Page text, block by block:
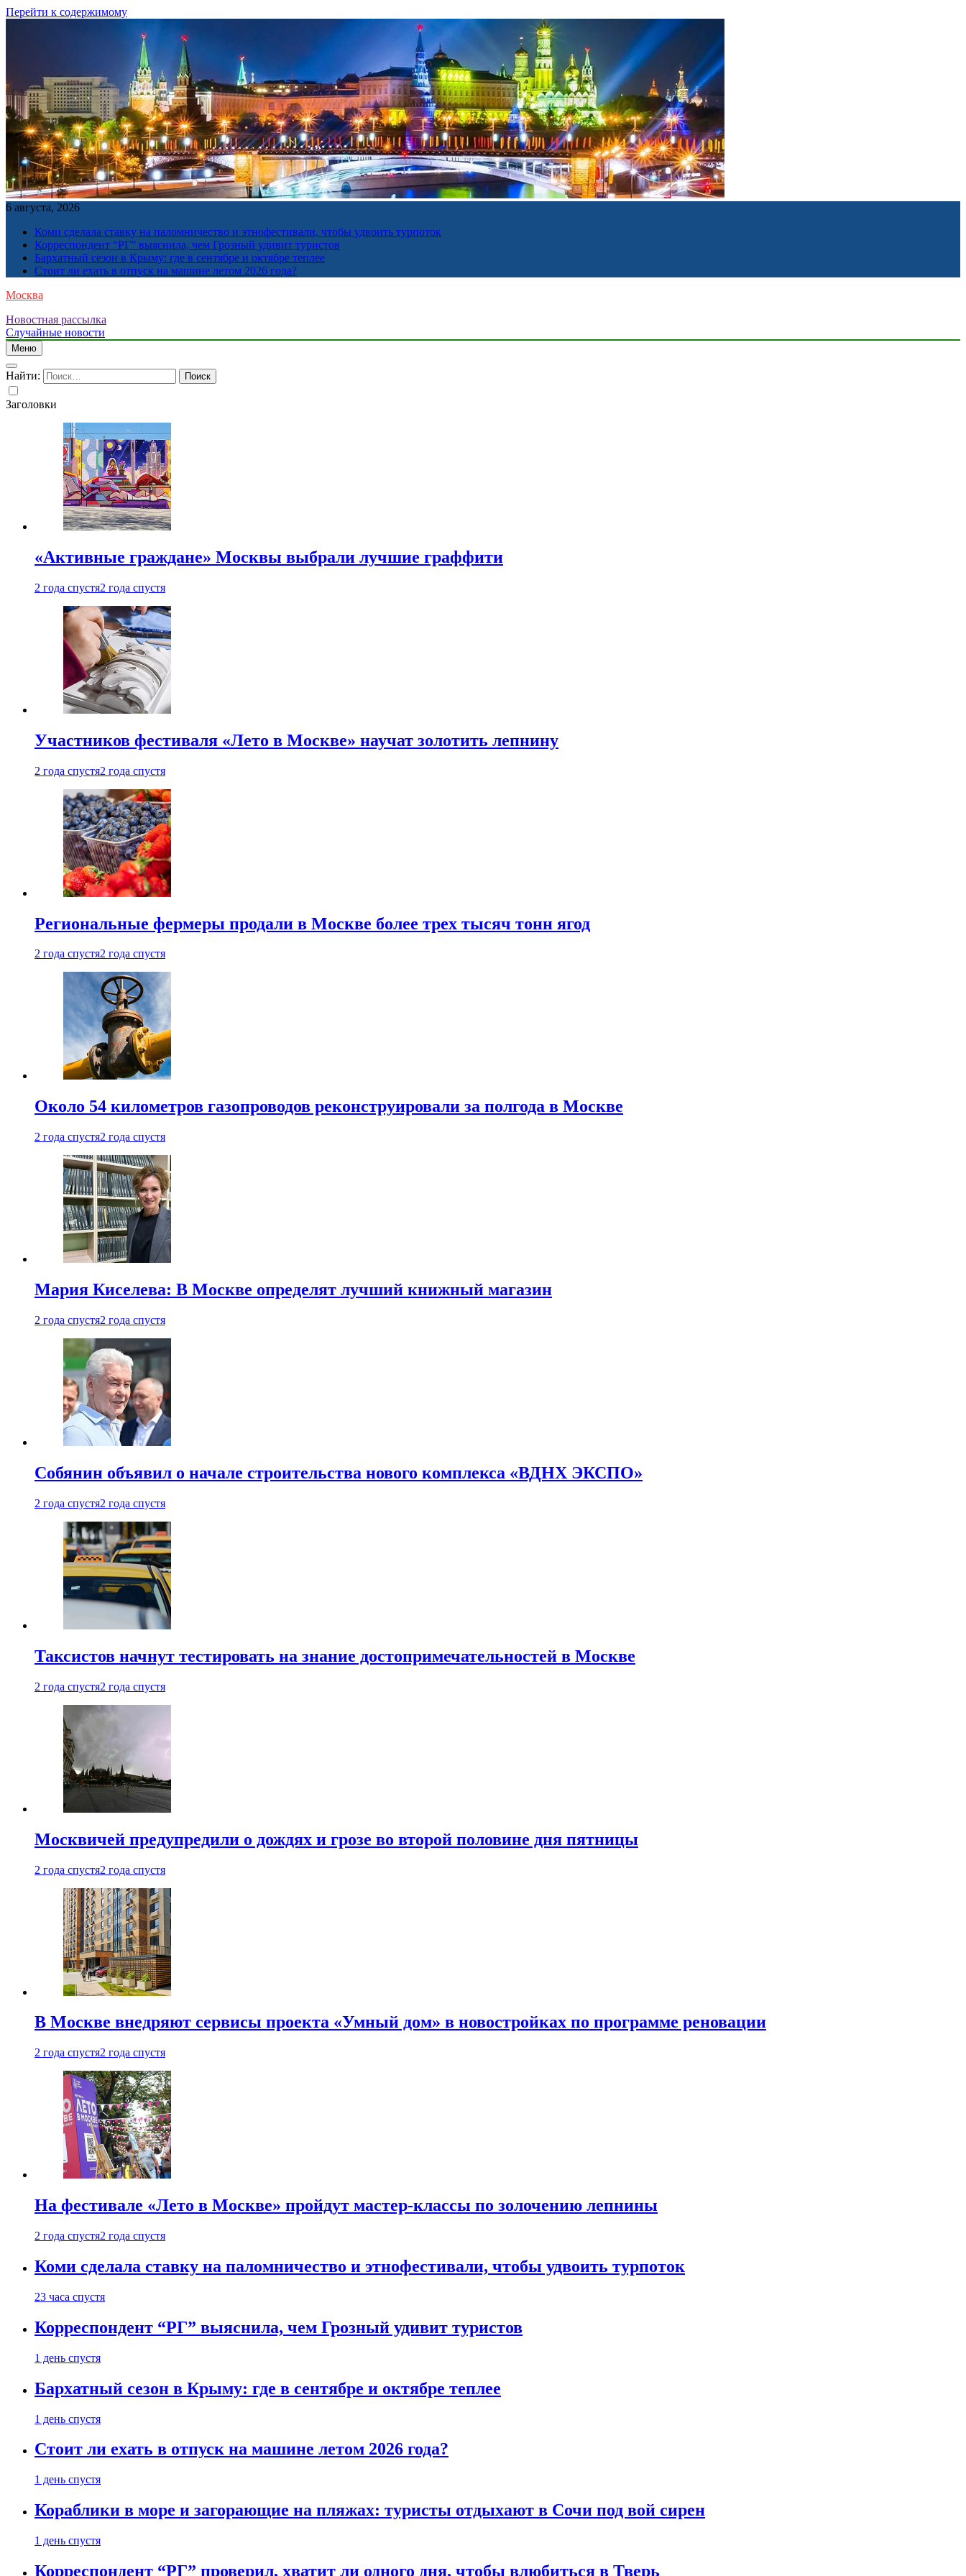
Перейти к содержимому
6 августа, 2026
Коми сделала ставку на паломничество и этнофестивали, чтобы удвоить турпоток
Корреспондент “РГ” выяснила, чем Грозный удивит туристов
Бархатный сезон в Крыму: где в сентябре и октябре теплее
Стоит ли ехать в отпуск на машине летом 2026 года?
Москва
Новостная рассылка
Случайные новости
Меню
Найти:
Заголовки
«Активные граждане» Москвы выбрали лучшие граффити
2 года спустя2 года спустя
Участников фестиваля «Лето в Москве» научат золотить лепнину
2 года спустя2 года спустя
Региональные фермеры продали в Москве более трех тысяч тонн ягод
2 года спустя2 года спустя
Около 54 километров газопроводов реконструировали за полгода в Москве
2 года спустя2 года спустя
Мария Киселева: В Москве определят лучший книжный магазин
2 года спустя2 года спустя
Собянин объявил о начале строительства нового комплекса «ВДНХ ЭКСПО»
2 года спустя2 года спустя
Таксистов начнут тестировать на знание достопримечательностей в Москве
2 года спустя2 года спустя
Москвичей предупредили о дождях и грозе во второй половине дня пятницы
2 года спустя2 года спустя
В Москве внедряют сервисы проекта «Умный дом» в новостройках по программе реновации
2 года спустя2 года спустя
На фестивале «Лето в Москве» пройдут мастер-классы по золочению лепнины
2 года спустя2 года спустя
Коми сделала ставку на паломничество и этнофестивали, чтобы удвоить турпоток
23 часа спустя
Корреспондент “РГ” выяснила, чем Грозный удивит туристов
1 день спустя
Бархатный сезон в Крыму: где в сентябре и октябре теплее
1 день спустя
Стоит ли ехать в отпуск на машине летом 2026 года?
1 день спустя
Кораблики в море и загорающие на пляжах: туристы отдыхают в Сочи под вой сирен
1 день спустя
Корреспондент “РГ” проверил, хватит ли одного дня, чтобы влюбиться в Тверь